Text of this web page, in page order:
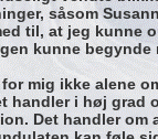
såsom
til, at jeg kunne
kunne begynde
mig ikke alene
handler i høj grad
Det handler